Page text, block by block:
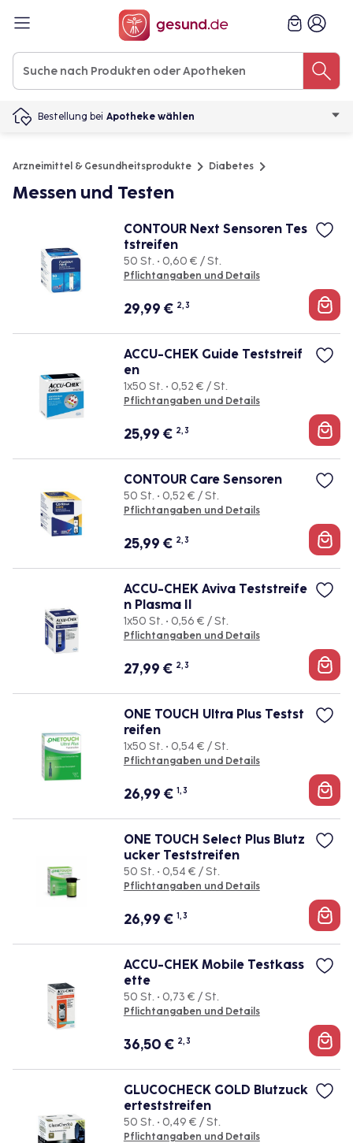
Bestellung bei Apotheke wählen
Arzneimittel & Gesundheitsprodukte Diabetes
Messen und Testen
CONTOUR Next Sensoren Tes
tstreifen
50 St. • 0,60 € / St.
Pflichtangaben und Details
29,99 € 2, 3
ACCU-CHEK Guide Teststreif
en
1x50 St. • 0,52 € / St.
Pflichtangaben und Details
25,99 € 2, 3
CONTOUR Care Sensoren
50 St. • 0,52 € / St.
Pflichtangaben und Details
25,99 € 2, 3
ACCU-CHEK Aviva Teststreife
n Plasma II
1x50 St. • 0,56 € / St.
Pflichtangaben und Details
27,99 € 2, 3
ONE TOUCH Ultra Plus Testst
reifen
1x50 St. • 0,54 € / St.
Pflichtangaben und Details
26,99 € 1, 3
ONE TOUCH Select Plus Blutz
ucker Teststreifen
50 St. • 0,54 € / St.
Pflichtangaben und Details
26,99 € 1, 3
ACCU-CHEK Mobile Testkass
ette
50 St. • 0,73 € / St.
Pflichtangaben und Details
36,50 € 2, 3
GLUCOCHECK GOLD Blutzuck
erteststreifen
50 St. • 0,49 € / St.
Pflichtangaben und Details